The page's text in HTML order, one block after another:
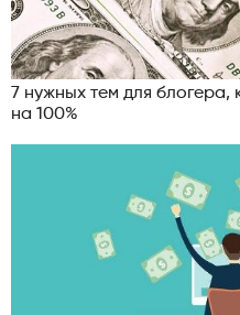
7 нужных тем для блогера,
на 100%